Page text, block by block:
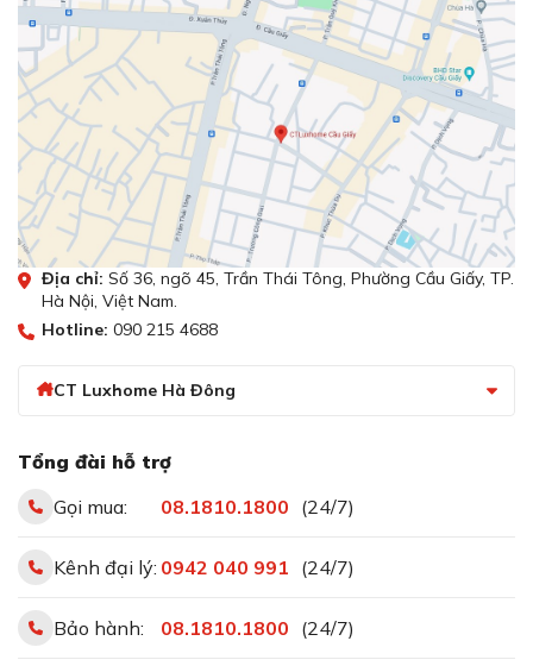
gian rộng lớn cho việc rửa sạch thực phẩm và vật dụng.
Bằng cách kéo dài dây vòi, bạn mở rộng phạm vi sử
dụng mà không gặp bất kỳ khó khăn nào, giúp cho việc
làm bếp trở nên thuận lợi hơn bao giờ hết
Vòi với 2 đường nóng lạnh giúp tăng hiệu
quả rửa
Vòi với 2 đường nóng lạnh giúp tăng hiệu quả rửa
cho bạn để gia tăng hiệu quả làm sạch trong quá trình
Tiện lợi và linh hoạt: Dễ dàng điều chỉnh nhiệt độ
Địa chỉ: Số 36, ngõ 45, Trần Thái Tông, Phường Cầu Giấy, TP.
Hà Nội, Việt Nam.
Hotline: 090 215 4688
CT Luxhome Hà Đông
Tổng đài hỗ trợ
Gọi mua:
08.1810.1800 (24/7)
Kênh đại lý: 0942 040 991 (24/7)
Bảo hành: 08.1810.1800 (24/7)